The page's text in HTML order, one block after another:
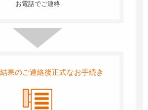
お電話でご連絡
果のご連絡後正式なお手続き